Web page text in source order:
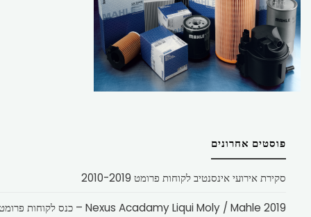
פוסטים אחרונים
סקירת אירועי אינסנטיב לקוחות פרומט 2010-2019
Nexus Acadamy Liqui Moly / Mahle 2019 – כנס לקוחות פרומט